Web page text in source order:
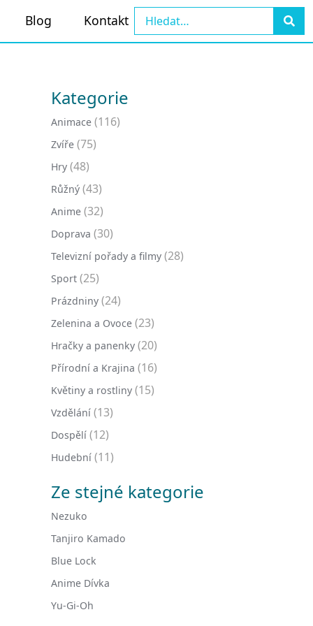
Blog Kontakt
Kategorie
Animace (116)
Zvíře (75)
Hry (48)
Růžný (43)
Anime (32)
Doprava (30)
Televizní pořady a filmy (28)
Sport (25)
Prázdniny (24)
Zelenina a Ovoce (23)
Hračky a panenky (20)
Přírodní a Krajina (16)
Květiny a rostliny (15)
Vzdělání (13)
Dospělí (12)
Hudební (11)
Ze stejné kategorie
Nezuko
Tanjiro Kamado
Blue Lock
Anime Dívka
Yu-Gi-Oh